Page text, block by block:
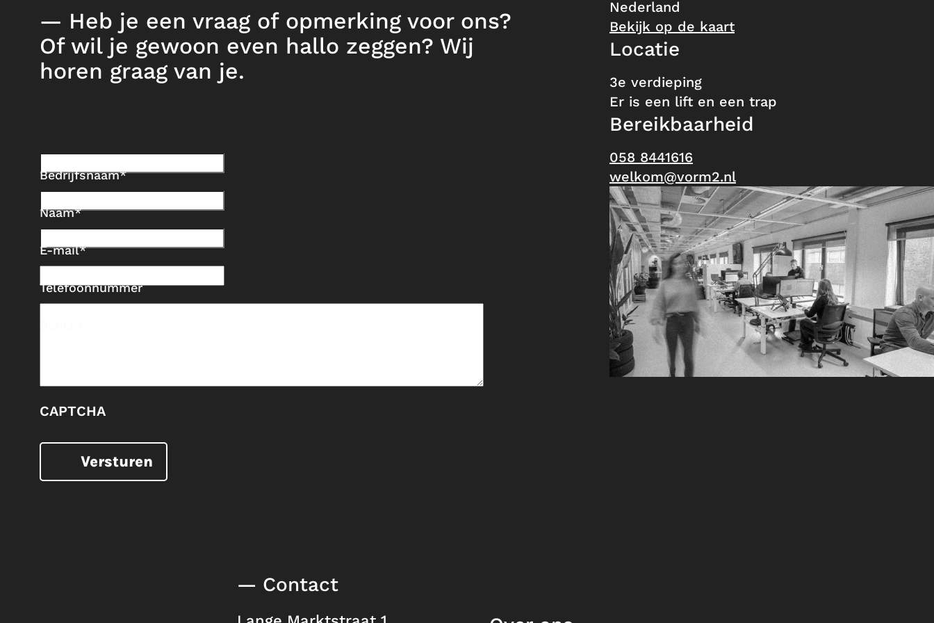
— Heb je een vraag of opmerking voor ons?
Of wil je gewoon even hallo zeggen? Wij
horen graag van je.
Bedrijfsnaam
Naam
E-mail
Telefoonnummer
CAPTCHA
Versturen
Nederland
Bekijk op de kaart
Locatie
3e verdieping
Er is een lift en een trap
Bereikbaarheid
058 8441616
welkom@vorm2.nl
— Contact